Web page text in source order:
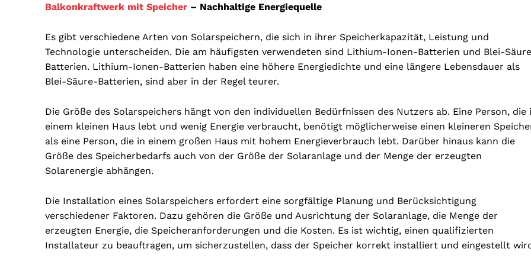
Balkonkraftwerk mit Speicher – Nachhaltige Energiequelle
Es gibt verschiedene Arten von Solarspeichern, die sich in ihrer Speicherkapazität, Leistung und
Technologie unterscheiden. Die am häufigsten verwendeten sind Lithium-Ionen-Batterien und Blei-
Batterien. Lithium-Ionen-Batterien haben eine höhere Energiedichte und eine längere Lebensdauer als
Blei-Säure-Batterien, sind aber in der Regel teurer.
Die Größe des Solarspeichers hängt von den individuellen Bedürfnissen des Nutzers ab. Eine Person, die
einem kleinen Haus lebt und wenig Energie verbraucht, benötigt möglicherweise einen kleineren
als eine Person, die in einem großen Haus mit hohem Energieverbrauch lebt. Darüber hinaus kann die
Größe des Speicherbedarfs auch von der Größe der Solaranlage und der Menge der erzeugten
Solarenergie abhängen.
Die Installation eines Solarspeichers erfordert eine sorgfältige Planung und Berücksichtigung
verschiedener Faktoren. Dazu gehören die Größe und Ausrichtung der Solaranlage, die Menge der
erzeugten Energie, die Speicheranforderungen und die Kosten. Es ist wichtig, einen qualifizierten
Installateur zu beauftragen, um sicherzustellen, dass der Speicher korrekt installiert und eingestellt